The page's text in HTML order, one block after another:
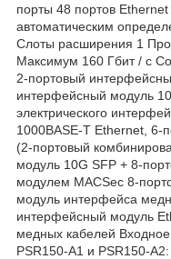
порты 48 портов
автоматическим
Слоты расширения 1
Максимум 160 Гбит / с
2-портовый
интерфейсный модуль
электрического
1000BASE-T Ethernet, 6-
(2-портовый
модуль 10G SFP + 8-
модулем MACSec 8-
модуль интерфейса
интерфейсный модуль
медных кабелей
PSR150-A1 и PSR150-